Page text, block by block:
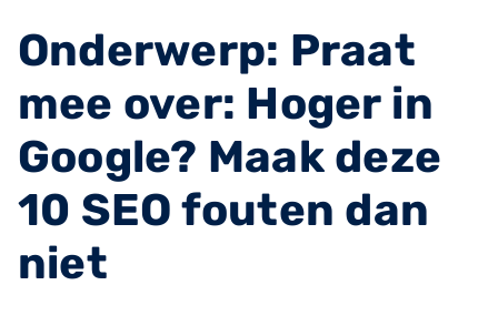
Onderwerp: Praat
mee over: Hoger in
Google? Maak deze
10 SEO fouten dan
niet